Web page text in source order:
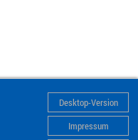
Desktop-Version
Impressum